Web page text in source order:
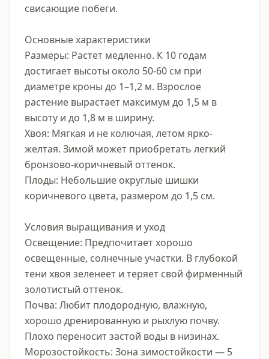
свисающие побеги.
Основные характеристики
Размеры: Растет медленно. К 10 годам
достигает высоты около 50-60 см при
диаметре кроны до 1–1,2 м. Взрослое
растение вырастает максимум до 1,5 м в
высоту и до 1,8 м в ширину.
Хвоя: Мягкая и не колючая, летом ярко-
желтая. Зимой может приобретать легкий
бронзово-коричневый оттенок.
Плоды: Небольшие округлые шишки
коричневого цвета, размером до 1,5 см.
Условия выращивания и уход
Освещение: Предпочитает хорошо
освещенные, солнечные участки. В глубокой
тени хвоя зеленеет и теряет свой фирменный
золотистый оттенок.
Почва: Любит плодородную, влажную,
хорошо дренированную и рыхлую почву.
Плохо переносит застой воды в низинах.
Морозостойкость: Зона зимостойкости — 5